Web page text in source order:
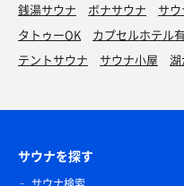
銭湯サウナ
ボナサウナ サ
タトゥーOK
カプセルホテル
テントサウナ
サウナ小屋 湖
サウナを探す